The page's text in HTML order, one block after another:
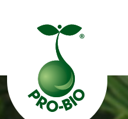
Prohledat PRO-BIO